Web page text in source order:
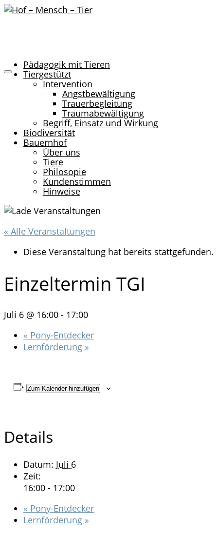
Pädagogik mit Tieren
Tiergestützt
Intervention
Angstbewältigung
Trauerbegleitung
Traumabewältigung
Begriff, Einsatz und Wirkung
Biodiversität
Bauernhof
Über uns
Tiere
Philosopie
Kundenstimmen
Hinweise
« Alle Veranstaltungen
Diese Veranstaltung hat bereits stattgefunden.
Einzeltermin TGI
Juli 6 @ 16:00 - 17:00
« Pony-Entdecker
Lernförderung »
Zum Kalender hinzufügen
Details
Datum: Juli 6
Zeit:
16:00 - 17:00
« Pony-Entdecker
Lernförderung »